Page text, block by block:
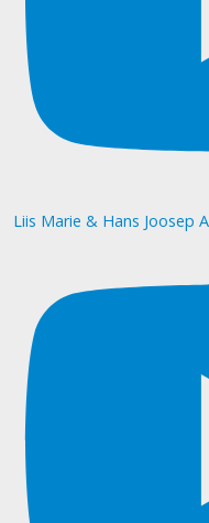
Liis Marie & Hans Joosep